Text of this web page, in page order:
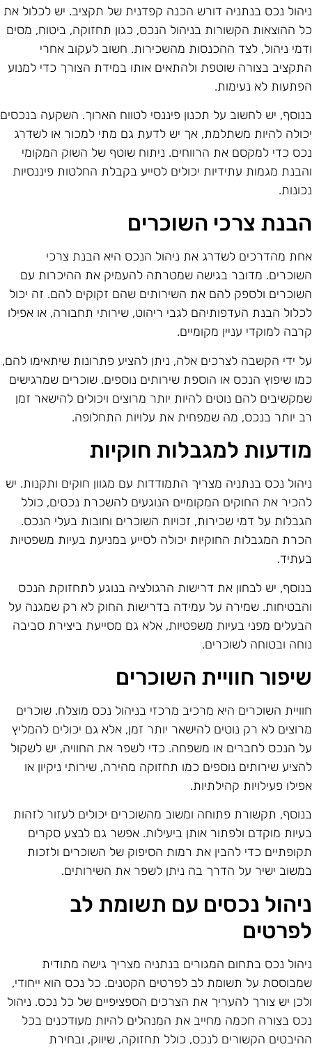
נכס בנתניה דורש הכנה קפדנית של תקציב. יש לכלול את
ההוצאות הקשורות בניהול הנכס, כגון תחזוקה, ביטוח, מסים
ניהול, לצד ההכנסות מהשכירות. חשוב לעקוב אחרי
בצורה שוטפת ולהתאים אותו במידת הצורך כדי למנוע
לא נעימות.
יש לחשוב על תכנון פיננסי לטווח הארוך. השקעה בנכסים
להיות משתלמת, אך יש לדעת גם מתי למכור או לשדרג
כדי למקסם את הרווחים. ניתוח שוטף של השוק המקומי
מגמות עתידיות יכולים לסייע בקבלת החלטות פיננסיות
צרכי השוכרים
מהדרכים לשדרג את ניהול הנכס היא הבנת צרכי
מדובר בגישה שמטרתה להעמיק את ההיכרות עם
ולספק להם את השירותים שהם זקוקים להם. זה יכול
הבנת העדפותיהם לגבי ריהוט, שירותי תחבורה, או אפילו
למוקדי עניין מקומיים.
ידי הקשבה לצרכים אלה, ניתן להציע פתרונות שיתאימו להם,
שיפוץ הנכס או הוספת שירותים נוספים. שוכרים שמרגישים
להם נוטים להיות יותר מרוצים ויכולים להישאר זמן
יותר בנכס, מה שמפחית את עלויות התחלופה.
למגבלות חוקיות
נכס בנתניה מצריך התמודדות עם מגוון חוקים ותקנות. יש
את החוקים המקומיים הנוגעים להשכרת נכסים, כולל
על דמי שכירות, זכויות השוכרים וחובות בעלי הנכס.
המגבלות החוקיות יכולה לסייע במניעת בעיות משפטיות
יש לבחון את דרישות הרגולציה בנוגע לתחזוקת הנכס
שמירה על עמידה בדרישות החוק לא רק שמגנה על
מפני בעיות משפטיות, אלא גם מסייעת ביצירת סביבה
ובטוחה לשוכרים.
חוויית השוכרים
השוכרים היא מרכיב מרכזי בניהול נכס מוצלח. שוכרים
לא רק נוטים להישאר יותר זמן, אלא גם יכולים להמליץ
הנכס לחברים או משפחה. כדי לשפר את החוויה, יש לשקול
שירותים נוספים כמו תחזוקה מהירה, שירותי ניקיון או
פעילויות קהילתיות.
תקשורת פתוחה ומשוב מהשוכרים יכולים לעזור לזהות
מוקדם ולפתור אותן ביעילות. אפשר גם לבצע סקרים
כדי להבין את רמות הסיפוק של השוכרים ולזכות
ישיר על הדרך בה ניתן לשפר את השירותים.
נכסים עם תשומת לב
נכס בתחום המגורים בנתניה מצריך גישה מתודית
על תשומת לב לפרטים הקטנים. כל נכס הוא ייחודי,
יש צורך להעריך את הצרכים הספציפיים של כל נכס. ניהול
בצורה חכמה מחייב את המנהלים להיות מעודכנים בכל
הקשורים לנכס, כולל תחזוקה, שיווק, ובחירת